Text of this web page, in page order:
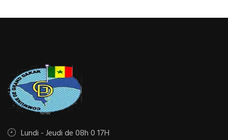
Lundi - Jeudi de 08h 0 17H